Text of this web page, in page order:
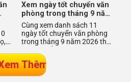
Xem ngày tốt chuyển văn
phòng trong tháng 9 năm
2026
Cùng xem danh sách 11
ngày tốt chuyển văn phòng
trong tháng 9 năm 2026 theo
hoàng đạo, tránh ngày xấu
giúp c